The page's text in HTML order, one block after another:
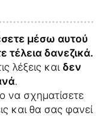
μέσω αυτού
τέλεια δανεζικά.
λέξεις και δεν
.
να σχηματίσετε
και θα σας φανεί